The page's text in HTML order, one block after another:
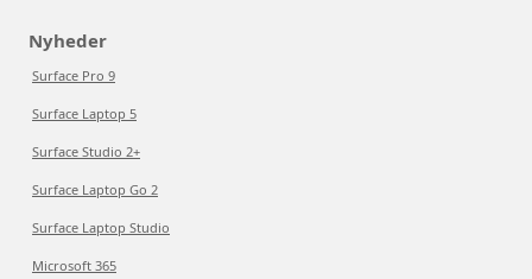
Nyheder
Surface Pro 9
Surface Laptop 5
Surface Studio 2+
Surface Laptop Go 2
Surface Laptop Studio
Microsoft 365